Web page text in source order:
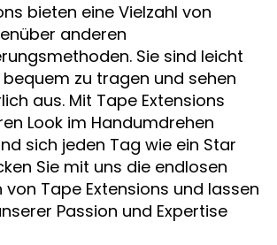
bieten eine Vielzahl von
anderen
Sie sind leicht
zu tragen und sehen
aus. Mit Tape Extensions
Look im Handumdrehen
sich jeden Tag wie ein Star
Sie mit uns die endlosen
von Tape Extensions und lassen
Passion und Expertise